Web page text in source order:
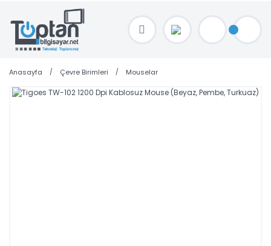
TOPTAN FİYAT ALMAK İÇİN satis@toptanbilgisayar.net MAİL ATINIZ.
SİPARİŞLERİNİZİ AYNI GÜN KARGO İLE GÖNDERİYORUZ!
Anasayfa Çevre Birimleri Mouselar